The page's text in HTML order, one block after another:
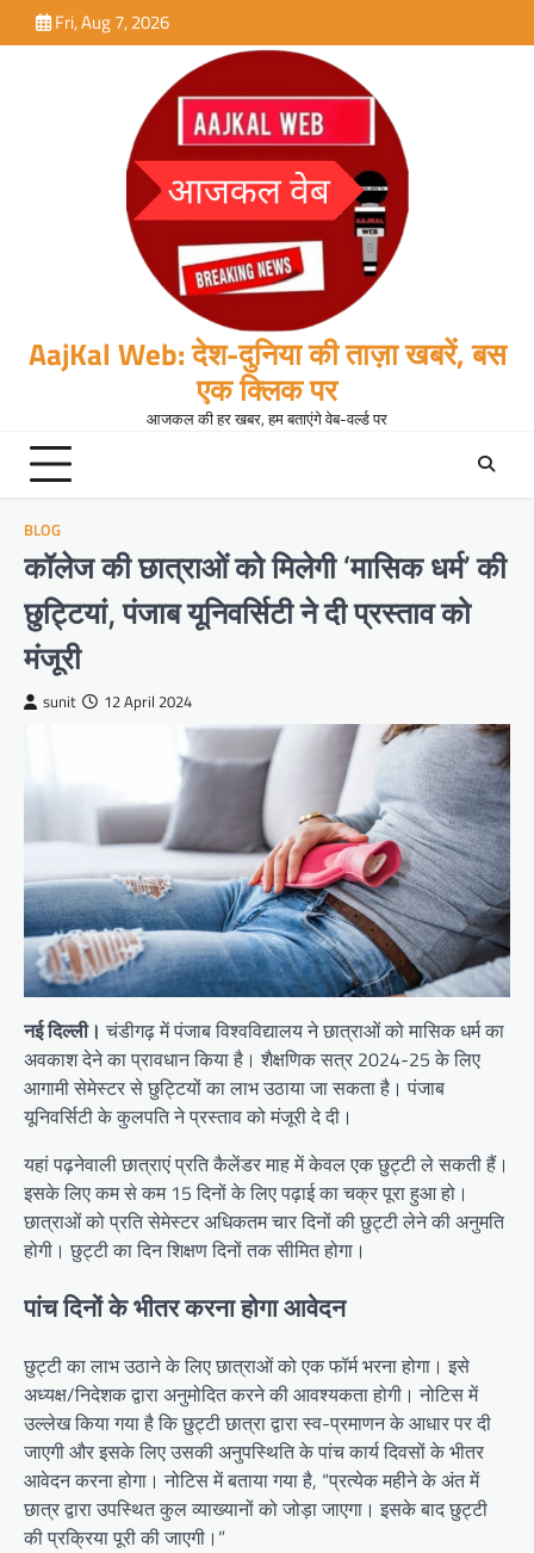
to
Fri, Aug 7, 2026
AajKal Web: देश-दुनिया की ताज़ा खबरें, बस
एक क्लिक पर
आजकल की हर खबर, हम बताएंगे वेब-वर्ल्ड पर
BLOG
कॉलेज की छात्राओं को मिलेगी ‘मासिक धर्म’ की
छुट्टियां, पंजाब यूनिवर्सिटी ने दी प्रस्ताव को
मंजूरी
sunit 12 April 2024
नई दिल्ली। चंडीगढ़ में पंजाब विश्वविद्यालय ने छात्राओं को मासिक धर्म का
अवकाश देने का प्रावधान किया है। शैक्षणिक सत्र 2024-25 के लिए
आगामी सेमेस्टर से छुट्टियों का लाभ उठाया जा सकता है। पंजाब
यूनिवर्सिटी के कुलपति ने प्रस्ताव को मंजूरी दे दी।
यहां पढ़नेवाली छात्राएं प्रति कैलेंडर माह में केवल एक छुट्टी ले सकती हैं।
इसके लिए कम से कम 15 दिनों के लिए पढ़ाई का चक्र पूरा हुआ हो।
छात्राओं को प्रति सेमेस्टर अधिकतम चार दिनों की छुट्टी लेने की अनुमति
होगी। छुट्टी का दिन शिक्षण दिनों तक सीमित होगा।
पांच दिनों के भीतर करना होगा आवेदन
छुट्टी का लाभ उठाने के लिए छात्राओं को एक फॉर्म भरना होगा। इसे
अध्यक्ष/निदेशक द्वारा अनुमोदित करने की आवश्यकता होगी। नोटिस में
उल्लेख किया गया है कि छुट्टी छात्रा द्वारा स्व-प्रमाणन के आधार पर दी
जाएगी और इसके लिए उसकी अनुपस्थिति के पांच कार्य दिवसों के भीतर
आवेदन करना होगा। नोटिस में बताया गया है, “प्रत्येक महीने के अंत में
छात्र द्वारा उपस्थित कुल व्याख्यानों को जोड़ा जाएगा। इसके बाद छुट्टी
की प्रक्रिया पूरी की जाएगी।”